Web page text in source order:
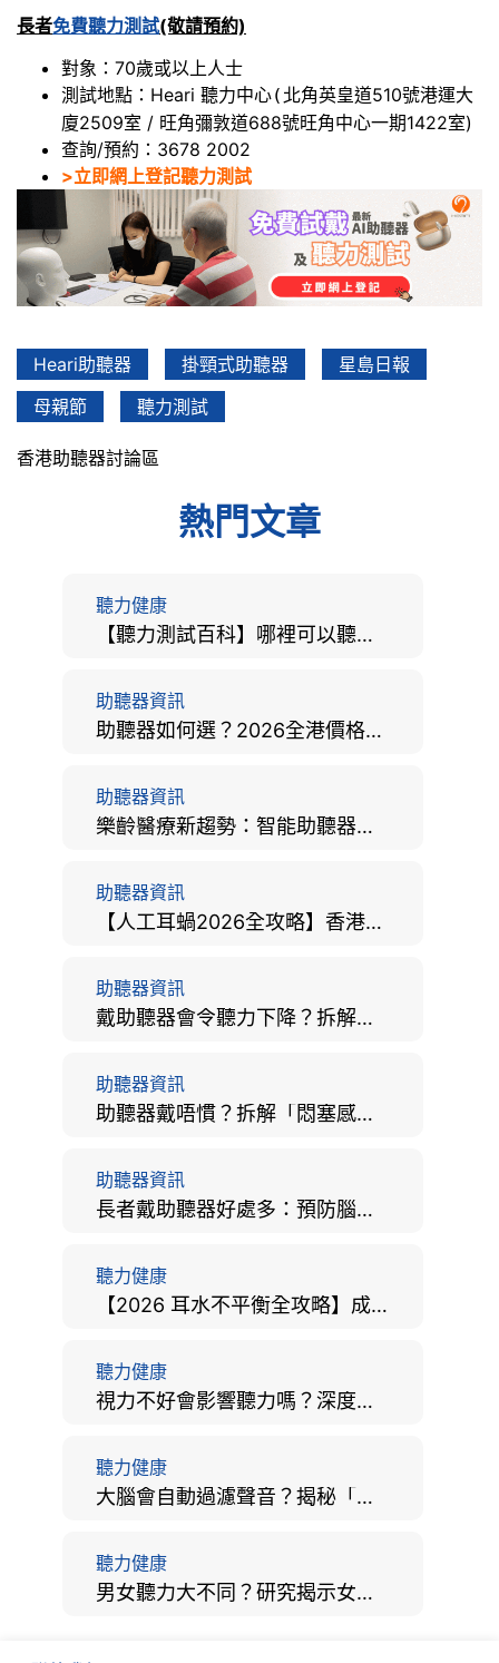
長者免費聽力測試(敬請預約)
對象：70歲或以上人士
測試地點：Heari 聽力中心( 北角英皇道510號港運大
廈2509室 / 旺角彌敦道688號旺角中心一期1422室)
查詢/預約：3678 2002
>立即網上登記聽力測試
Heari助聽器 掛頸式助聽器
星島日報
母親節
聽力測試
香港助聽器討論區
熱門文章
聽力健康
【聽力測試百科】哪裡可以聽力檢查？費用、標準、流程、在家聽力檢測與iPhone測試全攻略
助聽器資訊
助聽器如何選？2026全港價格比較、款式分析及老人選購全攻略
助聽器資訊
樂齡醫療新趨勢：智能助聽器結合 AI 眼底相機，如何全方位守護長者健康？
助聽器資訊
【人工耳蝸2026全攻略】香港手術費用、原理與副作用評估！
助聽器資訊
戴助聽器會令聽力下降？拆解越戴越聾迷思與聽覺剝奪真相
助聽器資訊
助聽器戴唔慣？拆解「悶塞感」成因、堵耳效應與 4 週適應期全攻略
助聽器資訊
長者戴助聽器好處多：預防腦退化、9大誤區破解及家屬陪伴全手冊
聽力健康
【2026 耳水不平衡全攻略】成因、病徵、治療及改善方法
聽力健康
視力不好會影響聽力嗎？深度拆解大腦「眼耳並用」的科學秘密
聽力健康
大腦會自動過濾聲音？揭秘「聽覺注意」機制與聽力健康的深層關係
聽力健康
男女聽力大不同？研究揭示女性聽覺更靈敏！為何男性更易聽力損失？